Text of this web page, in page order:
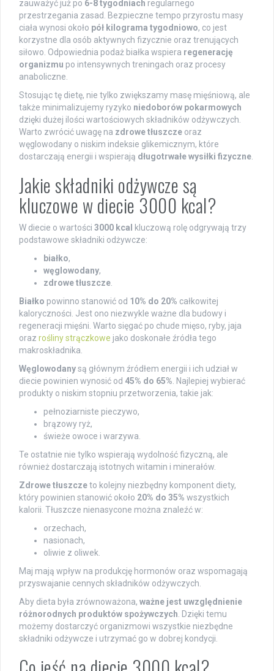
zauważyć już po 6-8 tygodniach regularnego
przestrzegania zasad. Bezpieczne tempo przyrostu masy
ciała wynosi około pół kilograma tygodniowo, co jest
korzystne dla osób aktywnych fizycznie oraz trenujących
siłowo. Odpowiednia podaż białka wspiera regenerację
organizmu po intensywnych treningach oraz procesy
anaboliczne.
Stosując tę dietę, nie tylko zwiększamy masę mięśniową, ale
także minimalizujemy ryzyko niedoborów pokarmowych
dzięki dużej ilości wartościowych składników odżywczych.
Warto zwrócić uwagę na zdrowe tłuszcze oraz
węglowodany o niskim indeksie glikemicznym, które
dostarczają energii i wspierają długotrwałe wysiłki fizyczne
Jakie składniki odżywcze są
kluczowe w diecie 3000 kcal?
W diecie o wartości 3000 kcal
kluczową rolę odgrywają trzy
podstawowe składniki odżywcze:
białko,
węglowodany,
zdrowe tłuszcze
Białko powinno stanowić od 10% do 20% całkowitej
kaloryczności. Jest ono niezwykle ważne dla budowy i
regeneracji mięśni. Warto sięgać po chude mięso, ryby, jaja
oraz rośliny strączkowe jako doskonałe źródła tego
makroskładnika.
Węglowodanysą głównym źródłem energii i ich udział w
diecie powinien wynosić od 45% do 65% . Najlepiej wybierać
produkty o niskim stopniu przetworzenia, takie jak:
pełnoziarniste pieczywo,
brązowy ryż,
świeże owoce i warzywa.
Te ostatnie nie tylko wspierają wydolność fizyczną, ale
również dostarczają istotnych witamin i minerałów.
Zdrowe tłuszczeto kolejny niezbędny komponent diety,
który powinien stanowić około 20% do 35% wszystkich
kalorii. Tłuszcze nienasycone można znaleźć w:
orzechach,
nasionach,
oliwie z oliwek.
Maj mają wpływ na produkcję hormonów oraz wspomagają
przyswajanie cennych składników odżywczych.
Aby dieta była zrównoważona, ważne jest uwzględnienie
różnorodnych produktów spożywczych . Dzięki temu
możemy dostarczyć organizmowi wszystkie niezbędne
składniki odżywcze i utrzymać go w dobrej kondycji.